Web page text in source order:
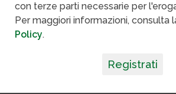
con terze parti necessarie per
Per maggiori informazioni, consulta
Policy.
Registrati